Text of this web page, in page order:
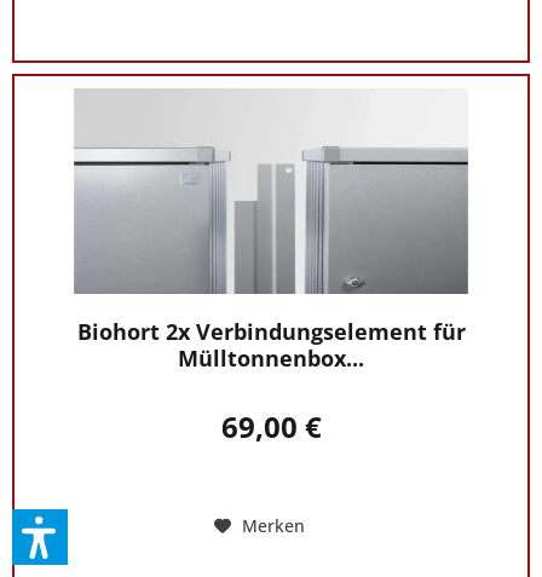
Biohort 2x Verbindungselement für
Mülltonnenbox...
69,00 €
Merken